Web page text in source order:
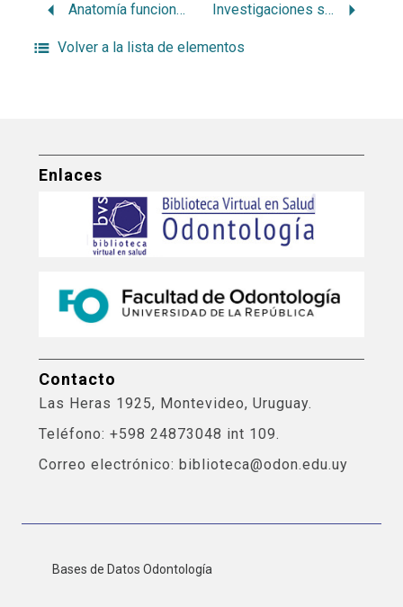
Anatomía funcional. Tejido celulo-linfo-venoso de la cara. Músculo bucinador. Bolsa grasosa de bichat (con aplicaciones en cirugía) Investigaciones sobre toxicología en Odontología industrial
Volver a la lista de elementos
Enlaces
Contacto
Las Heras 1925, Montevideo, Uruguay.
Teléfono: +598 24873048 int 109.
Correo electrónico: biblioteca@odon.edu.uy
Bases de Datos Odontología